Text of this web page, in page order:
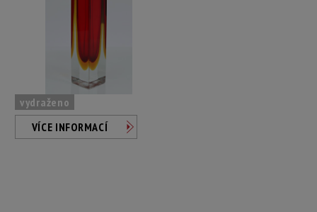
vydraženo
VÍCE INFORMACÍ